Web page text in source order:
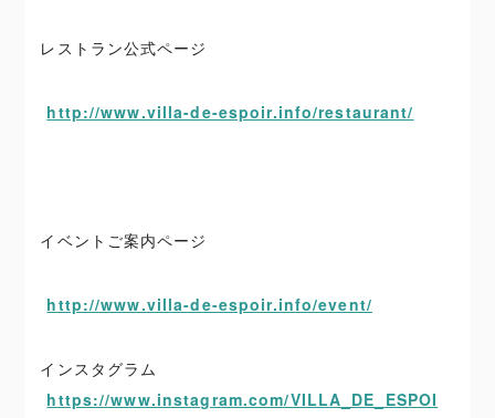
レストラン公式ページ
http://www.villa-de-espoir.info/restaurant/
イベントご案内ページ
http://www.villa-de-espoir.info/event/
インスタグラム
https://www.instagram.com/VILLA_DE_ESPOI